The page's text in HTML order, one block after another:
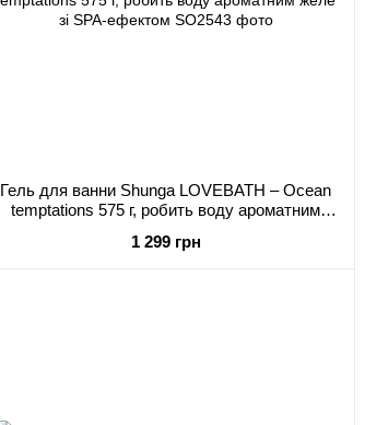
Гель для ванни Shunga LOVEBATH – Ocean
temptations 575 г, робить воду ароматним
1 299 грн